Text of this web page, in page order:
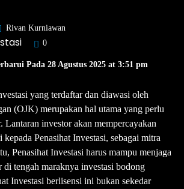
Rivan Kurniawan
0
Pada 28 Agustus 2025 at 3:51 pm
yang terdaftar dan diawasi oleh
(OJK) merupakan hal utama yang perlu
Lantaran investor akan mempercayakan
kepada Penasihat Investasi, sebagai mitra
Penasihat Investasi harus mampu menjaga
di tengah maraknya investasi bodong
Investasi berlisensi ini bukan sekedar